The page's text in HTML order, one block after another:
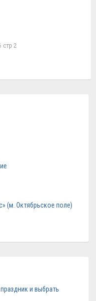
стр 2
(м. Октябрьское поле)
и выбрать